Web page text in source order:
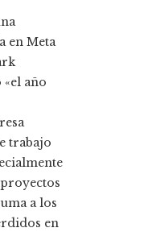
en Meta
año
trabajo
a los
en